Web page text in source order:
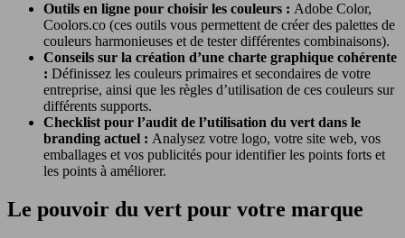
Outils en ligne pour choisir les couleurs : Adobe Color,
Coolors.co (ces outils vous permettent de créer des palettes de
couleurs harmonieuses et de tester différentes combinaisons).
Conseils sur la création d’une charte graphique cohérente
: Définissez les couleurs primaires et secondaires de votre
entreprise, ainsi que les règles d’utilisation de ces couleurs sur
différents supports.
Checklist pour l’audit de l’utilisation du vert dans le
branding actuel : Analysez votre logo, votre site web, vos
emballages et vos publicités pour identifier les points forts et
les points à améliorer.
Le pouvoir du vert pour votre marque